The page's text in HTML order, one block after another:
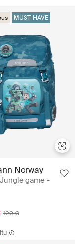
MUST-HAVE
Norway
game -
129 €